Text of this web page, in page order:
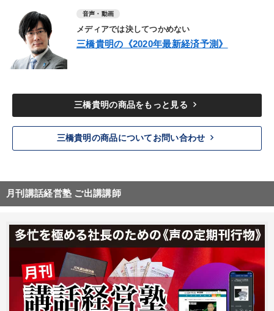
音声・動画
メディアでは決してつかめない
三橋貴明の《2020年最新経済予測》
三橋貴明の商品をもっと見る keyboard_arrow_right
三橋貴明の商品についてお問い合わせ keyboard_arrow_right
月刊講話経営塾 ご出講講師